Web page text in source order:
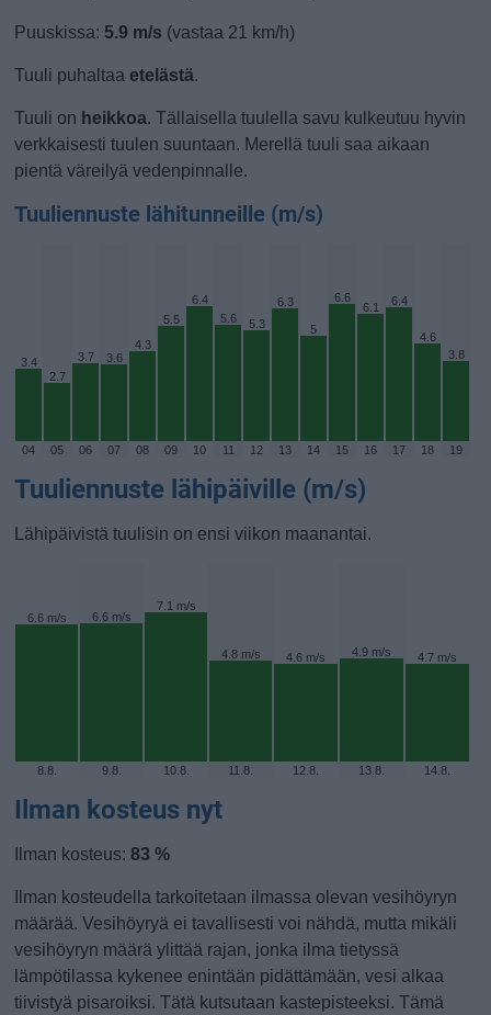
Puuskissa: 5.9 m/s (vastaa 21 km/h)
Tuuli puhaltaa etelästä.
Tuuli on heikkoa. Tällaisella tuulella savu kulkeutuu hyvin
verkkaisesti tuulen suuntaan. Merellä tuuli saa aikaan
pientä väreilyä vedenpinnalle.
Tuuliennuste lähitunneille (m/s)
3.4
2.7
3.7 3.6
4.3
5.5
6.4
5.6
5.3
6.3
5
6.6
6.1 6.4
4.6
3.8
04 05 06 07 08 09 10 11 12 13 14 15 16 17 18 19
Tuuliennuste lähipäiville (m/s)
Lähipäivistä tuulisin on ensi viikon maanantai.
6.6 m/s 6.6 m/s
7.1 m/s
4.8 m/s 4.6 m/s 4.9 m/s 4.7 m/s
8.8. 9.8. 10.8. 11.8. 12.8. 13.8. 14.8.
Ilman kosteus nyt
Ilman kosteus:83 %
Ilman kosteudella tarkoitetaan ilmassa olevan vesihöyryn
määrää. Vesihöyryä ei tavallisesti voi nähdä, mutta mikäli
vesihöyryn määrä ylittää rajan, jonka ilma tietyssä
lämpötilassa kykenee enintään pidättämään, vesi alkaa
tiivistyä pisaroiksi. Tätä kutsutaan kastepisteeksi. Tämä